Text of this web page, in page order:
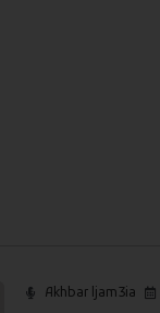
Akhbar ljam3ia